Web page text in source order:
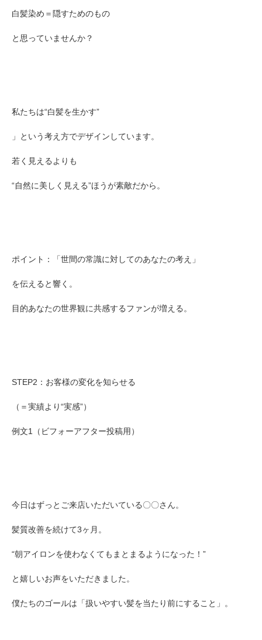
白髪染め＝隠すためのもの
と思っていませんか？
私たちは“白髪を生かす”
」という考え方でデザインしています。
若く見えるよりも
“自然に美しく見える”ほうが素敵だから。
ポイント：「世間の常識に対してのあなたの考え」
を伝えると響く。
目的あなたの世界観に共感するファンが増える。
STEP2：お客様の変化を知らせる
（＝実績より“実感”）
例文1（ビフォーアフター投稿用）
今日はずっとご来店いただいている〇〇さん。
髪質改善を続けて3ヶ月。
“朝アイロンを使わなくてもまとまるようになった！”
と嬉しいお声をいただきました。
僕たちのゴールは「扱いやすい髪を当たり前にすること」。